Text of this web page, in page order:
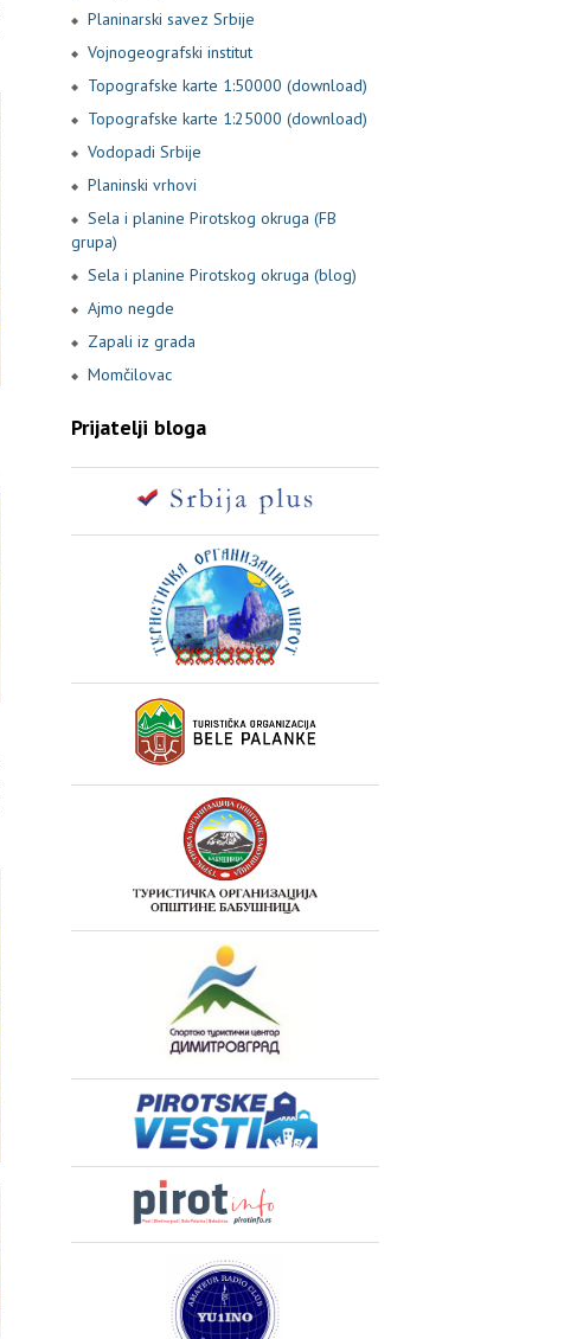
Planinarski savez Srbije
Vojnogeografski institut
Topografske karte 1:50000 (download)
Topografske karte 1:25000 (download)
Vodopadi Srbije
Planinski vrhovi
Sela i planine Pirotskog okruga (FB
grupa)
Sela i planine Pirotskog okruga (blog)
Ajmo negde
Zapali iz grada
Momčilovac
Prijatelji bloga